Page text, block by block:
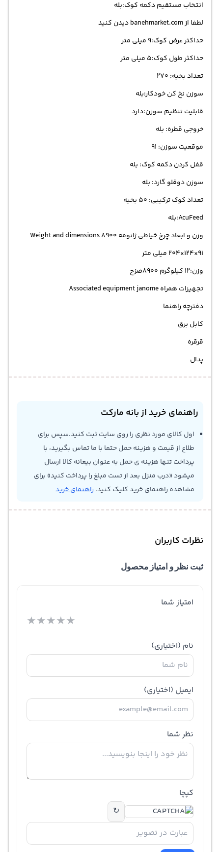
انتخاب مستقیم دکمه کوک:بله
لطفا از banehmarket.com دیدن کنید
حداکثر عرض کوک:9 میلی متر
حداکثر طول کوک:5 میلی متر
تعداد بخیه: 270
سوزن نخ کن خودکار:بله
قابلیت تنظیم سوزن:دارد
خروجی قطره: بله
موقعیت سوزن: 91
قفل کردن دکمه کوک: بله
سوزن دوقلو گارد: بله
تعداد کوک ترکیبی: 50 بخیه
AcuFeed:بله
وزن و ابعاد چرخ خیاطی ژانومه 8900 Weight and dimensions
91×124×204 میلی متر
وزن:12 کیلوگرم 8900ضزح
تجهیزات همراه Associated equipment janome
دفترچه راهنما
کابل برق
قرقره
پدال
راهنمای خرید از بانه مارکت
اول کالای مورد نظری را روی سایت ثبت کنید.سپس برای
طلاع از قیمت و هزینه حمل حتما با ما تماس بگیرید، با
پرداخت تنها هزینه ی حمل به عنوان بیعانه کالا ارسال
میشود «درب منزل بعد از تست مبلغ را پرداخت کنید» برای
مشاهده راهنمای خرید کلیک کنید. راهنمای خرید
نظرات کاربران
ثبت نظر و امتیاز محصول
امتیاز شما
★★★★★
نام (اختیاری)
ایمیل (اختیاری)
نظر شما
کپچا
↻